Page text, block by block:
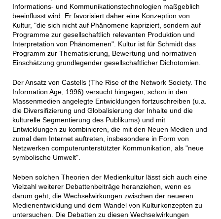
Informations- und Kommunikationstechnologien maßgeblich
beeinflusst wird. Er favorisiert daher eine Konzeption von
Kultur, "die sich nicht auf Phänomene kapriziert, sondern auf
Programme zur gesellschaftlich relevanten Produktion und
Interpretation von Phänomenen". Kultur ist für Schmidt das
Programm zur Thematisierung, Bewertung und normativen
Einschätzung grundlegender gesellschaftlicher Dichotomien.
Der Ansatz von Castells (The Rise of the Network Society. The
Information Age, 1996) versucht hingegen, schon in den
Massenmedien angelegte Entwicklungen fortzuschreiben (u.a.
die Diversifizierung und Globalisierung der Inhalte und die
kulturelle Segmentierung des Publikums) und mit
Entwicklungen zu kombinieren, die mit den Neuen Medien und
zumal dem Internet auftreten, insbesondere in Form von
Netzwerken computerunterstützter Kommunikation, als "neue
symbolische Umwelt".
Neben solchen Theorien der Medienkultur lässt sich auch eine
Vielzahl weiterer Debattenbeiträge heranziehen, wenn es
darum geht, die Wechselwirkungen zwischen der neueren
Medienentwicklung und dem Wandel von Kulturkonzepten zu
untersuchen. Die Debatten zu diesen Wechselwirkungen